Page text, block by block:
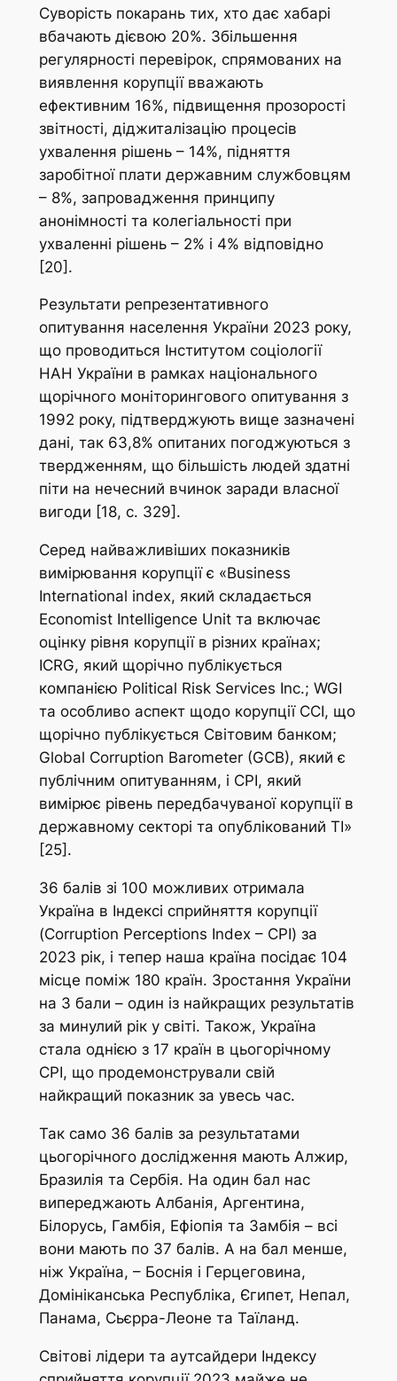
Суворість покарань тих, хто дає хабарі
вбачають дієвою 20%. Збільшення
регулярності перевірок, спрямованих на
виявлення корупції вважають
ефективним 16%, підвищення прозорості
звітності, діджиталізацію процесів
ухвалення рішень – 14%, підняття
заробітної плати державним службовцям
– 8%, запровадження принципу
анонімності та колегіальності при
ухваленні рішень – 2% і 4% відповідно
[20].
Результати репрезентативного
опитування населення України 2023 року,
що проводиться Інститутом соціології
НАН України в рамках національного
щорічного моніторингового опитування з
1992 року, підтверджують вище зазначені
дані, так 63,8% опитаних погоджуються з
твердженням, що більшість людей здатні
піти на нечесний вчинок заради власної
вигоди [18, с. 329].
Серед найважливіших показників
вимірювання корупції є «Business
International index, який складається
Economist Intelligence Unit та включає
оцінку рівня корупції в різних країнах;
ICRG, який щорічно публікується
компанією Political Risk Services Inc.; WGI
та особливо аспект щодо корупції CCI, що
щорічно публікується Світовим банком;
Global Corruption Barometer (GCB), який є
публічним опитуванням, і CPI, який
вимірює рівень передбачуваної корупції в
державному секторі та опублікований TI»
[25].
36 балів зі 100 можливих отримала
Україна в Індексі сприйняття корупції
(Corruption Perceptions Index – CPI) за
2023 рік, і тепер наша країна посідає 104
місце поміж 180 країн. Зростання України
на 3 бали – один із найкращих результатів
за минулий рік у світі. Також, Україна
стала однією з 17 країн в цьогорічному
СРІ, що продемонстрували свій
найкращий показник за увесь час.
Так само 36 балів за результатами
цьогорічного дослідження мають Алжир,
Бразилія та Сербія. На один бал нас
випереджають Албанія, Аргентина,
Білорусь, Гамбія, Ефіопія та Замбія – всі
вони мають по 37 балів. А на бал менше,
ніж Україна, – Боснія і Герцеговина,
Домініканська Республіка, Єгипет, Непал,
Панама, Сьєрра-Леоне та Таїланд.
Світові лідери та аутсайдери Індексу